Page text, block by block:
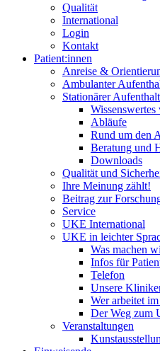
Qualität
International
Login
Kontakt
Patient:innen
Anreise &
Ambulanter
Stationärer Aufenthalt
Wissenswertes
Abläufe
Rund um den
Beratung und
Downloads
Qualität und
Ihre Meinung zählt!
Beitrag zur
Service
UKE International
UKE in leichter
Was machen
Infos für
Telefon
Unsere
Wer arbeitet
Der Weg zum
Veranstaltungen